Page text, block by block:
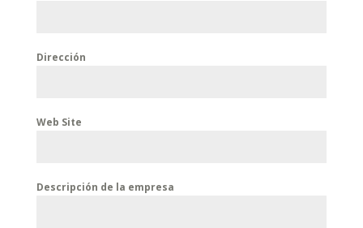
Dirección
Web Site
Descripción de la empresa